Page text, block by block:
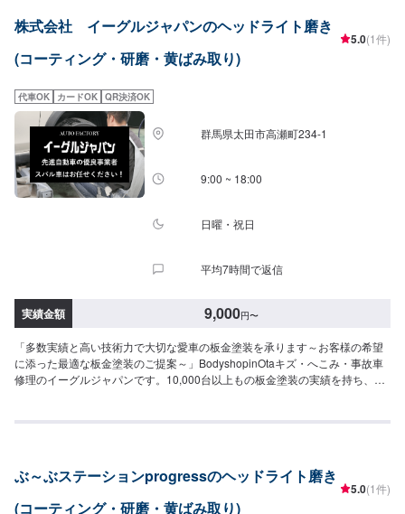
スタムなどにも力を入れ、工場での一貫作業として今までのノウハウを生か
しております。当店はただ車を修理したり販売するだけでなく、お客様に何
かあった時にすぐに駆け付け、相談に乗り、対応から解決まで導くことがで
の身近な相談役」として、お困りの際はお気軽にご相談ください。【1】オフ
ァーにてお問い合わせ【2】お見積り【3】お見積りにご納得いただければ作
業開始【4】仕上がり次第納車-----納期について-----納期は通常2日～3日程度
で納車となります。(要相談)納期は前後する場合がございます。予めご了承く
ださい。-----代車について-----代車をご用意しています。お車の作業中は代車
をご利用ください。※代車の燃料代はお客様にご負担いただいております。---
--ご来店時の注意、受付方法-----お客様をお待たせしないために、お越しの際
停めください。受付はスタッフへ「メンテモで予約しました」とお伝えくだ
株式会社 イーグルジャパンのヘッドライト磨き
(コーティング・研磨・黄ばみ取り)
5.0(1件)
代車OK カードOK QR決済OK
群馬県太田市高瀬町234-1
9:00 ~ 18:00
日曜・祝日
平均7時間で返信
実績金額 9,000円〜
「多数実績と高い技術力で大切な愛車の板金塗装を承ります～お客様の希望
に添った最適な板金塗装のご提案～」BodyshopinOtaキズ・へこみ・事故車
修理のイーグルジャパンです。10,000台以上もの板金塗装の実績を持ち、太
にお客様の大切な思い出を乗せた日常を彩る大切な相棒であり、熟練の職人
した上で、長年培った技術力を駆使して最適な方法のご提案をさせていただ
きます。スバル車に関しましては他社様でお断りされる様な内容でも承って
います。ぜひ、お問い合わせください！--------------------------------------------------
ぶ～ぶステーションprogressのヘッドライト磨き
(コーティング・研磨・黄ばみ取り)
5.0(1件)